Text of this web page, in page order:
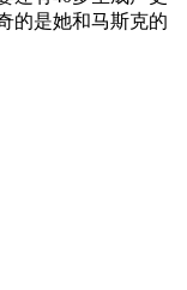
的是她和马斯克的